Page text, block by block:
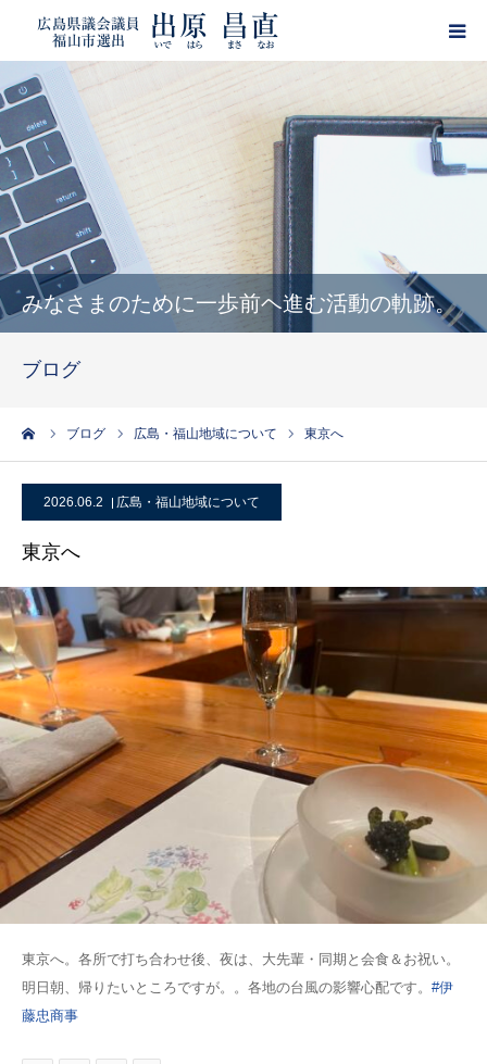
みなさまのために一歩前ヘ進む活動の軌跡。
ブログ
ブログ 広島・福山地域について 東京へ
2026.06.2 広島・福山地域について
東京へ
東京へ。各所で打ち合わせ後、夜は、大先輩・同期と会食＆お祝い。
明日朝、帰りたいところですが。。各地の台風の影響心配です。 #伊
藤忠商事
HOME
プロフィール
政策
活動報告
出原昌直・目安箱